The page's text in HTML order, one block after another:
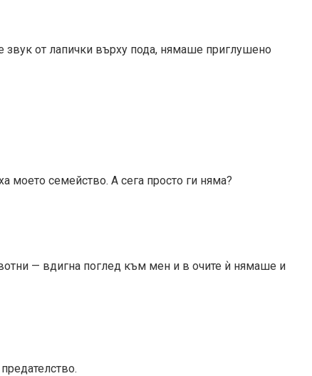
от лапички върху пода, нямаше приглушено
моето семейство. А сега просто ги няма?
— вдигна поглед към мен и в очите ѝ нямаше и